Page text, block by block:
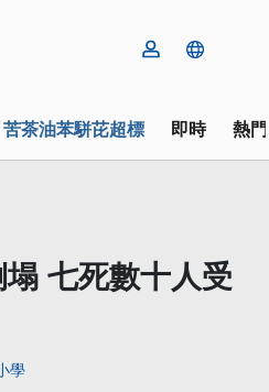
苦茶油苯駢芘超標 即時 熱
七死數十人受
學